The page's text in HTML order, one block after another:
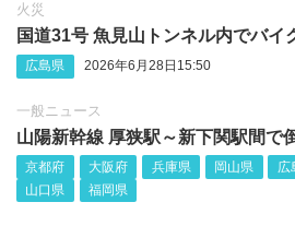
火災
国道31号 魚見山トンネル内でバイ
広島県 2026年6月28日15:50
一般ニュース
山陽新幹線 厚狭駅～新下関駅間で
京都府 大阪府 兵庫県 岡山県
広
山口県
福岡県